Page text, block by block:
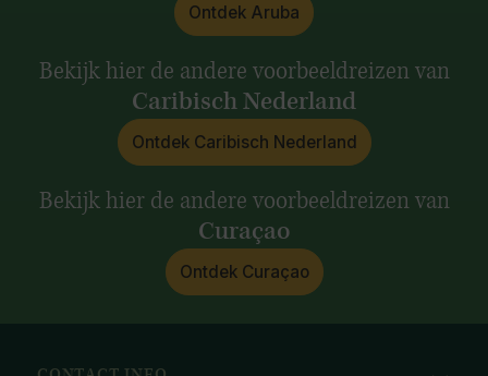
Ontdek Aruba
Bekijk hier de andere voorbeeldreizen van
Caribisch Nederland
Ontdek Caribisch Nederland
Bekijk hier de andere voorbeeldreizen van
Curaçao
Ontdek Curaçao